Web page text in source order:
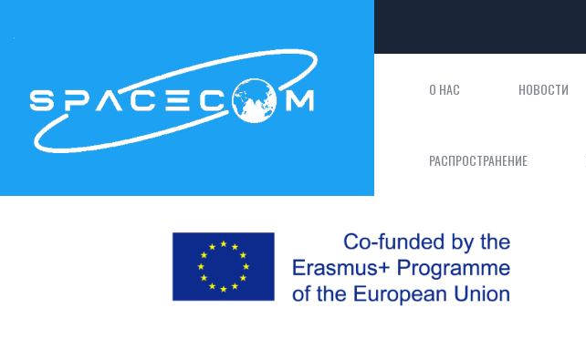
О НАС НОВОСТИ
РАСПРОСТРАНЕНИЕ